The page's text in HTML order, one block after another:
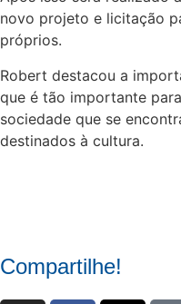
novo projeto e licitação
próprios.
Robert destacou a
que é tão importante
sociedade que se
destinados à cultura.
Compartilhe!